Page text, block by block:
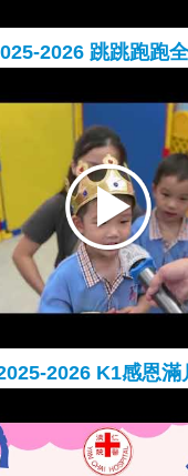
2026 跳跳跑跑
2026 K1感恩滿